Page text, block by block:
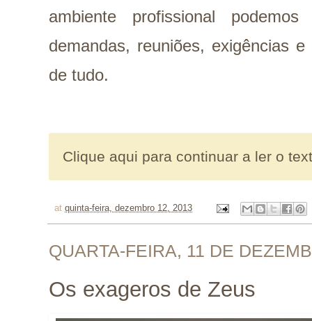
ambiente profissional
demandas, reuniões, exigências
de tudo.
Clique aqui para continuar a ler o
at quinta-feira, dezembro 12, 2013
QUARTA-FEIRA, 11 DE
Os exageros de Zeus